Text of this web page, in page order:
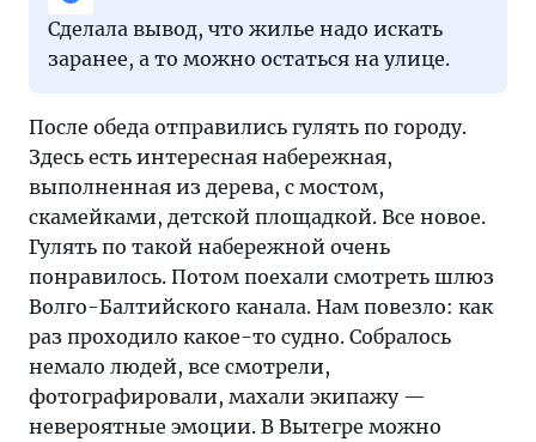
Сделала вывод, что жилье надо искать
заранее, а то можно остаться на улице.
После обеда отправились гулять по городу.
Здесь есть интересная набережная,
выполненная из дерева, с мостом,
скамейками, детской площадкой. Все новое.
Гулять по такой набережной очень
понравилось. Потом поехали смотреть шлюз
Волго-Балтийского канала. Нам повезло: как
раз проходило какое-то судно. Собралось
немало людей, все смотрели,
фотографировали, махали экипажу —
невероятные эмоции. В Вытегре можно